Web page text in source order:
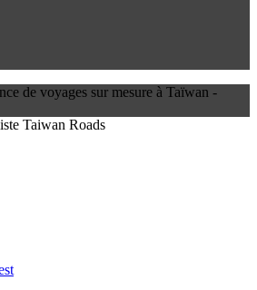
de voyages sur mesure à Taïwan -
Taiwan Roads